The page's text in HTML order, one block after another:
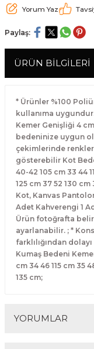
Yorum Yaz
Paylaş:
ÜRÜN BİLGİLERİ
* Ürünler %100
kullanıma
Kemer Genişliği 4
bedeninize uygun
çekimlerinde renkler
gösterebilir Kot
40-42 105 cm 33 44
125 cm 37 52 130
Kot, Kanvas
Adet Kahverengi 1
Ürün fotoğrafta
ayarlanabilir. ; *
farklılığından
Kumaş Bedeni
cm 34 46 115 cm 35
135 cm;
YORUMLAR